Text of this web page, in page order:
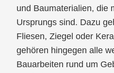
und Baumaterialien, die
Ursprungs sind. Dazu
Fliesen, Ziegel oder
gehören hingegen alle
Bauarbeiten rund um